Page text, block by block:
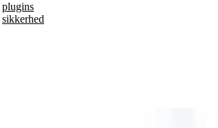
plugins
sikkerhed